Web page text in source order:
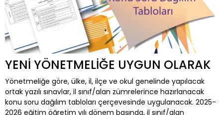
YENİ YÖNETMELİĞE UYGUN OLARAK
Yönetmeliğe göre, ülke, il, ilçe ve okul genelinde yapılacak
ortak yazılı sınavlar, il sınıf/alan zümrelerince hazırlanacak
konu soru dağılım tabloları çerçevesinde uygulanacak. 2025-
2026 eğitim öğretim yılı dönem başında, il sınıf/alan